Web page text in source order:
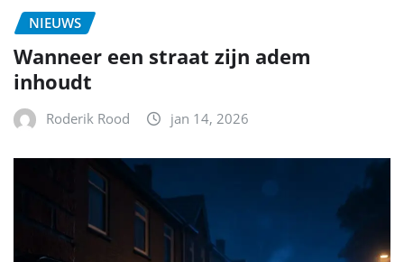
NIEUWS
Wanneer een straat zijn adem
inhoudt
Roderik Rood jan 14, 2026